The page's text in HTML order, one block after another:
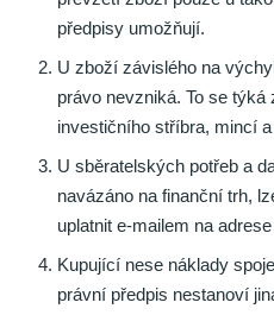
předpisy umožňují.
U zboží závislého na
právo nevzniká. To se
investičního stříbra, mincí
U sběratelských potřeb a
navázáno na finanční trh,
uplatnit e-mailem na adrese
Kupující nese náklady
právní předpis nestanoví